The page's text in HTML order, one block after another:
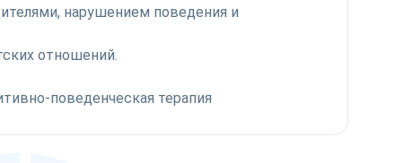
нарушением поведения и
отношений.
поведенческая терапия